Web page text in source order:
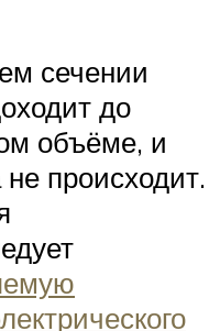
сечении
до
объёме, и
происходит.